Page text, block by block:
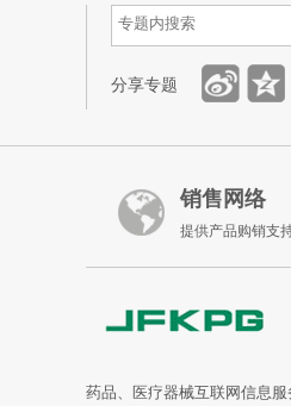
分享专题
销售网络
提供产品购销支
药品、医疗器械互联网信息